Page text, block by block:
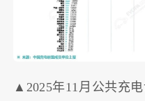
▲2025年11月公共充